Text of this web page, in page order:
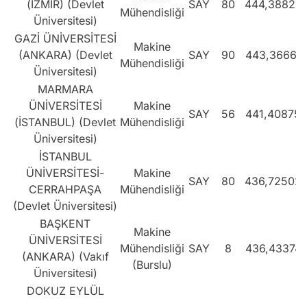
(İZMİR) (Devlet
Üniversitesi)
Mühendisliği
SAY 80 444,38825
GAZİ ÜNİVERSİTESİ
(ANKARA) (Devlet
Üniversitesi)
Makine
Mühendisliği
SAY 90 443,36661
MARMARA
ÜNİVERSİTESİ
(İSTANBUL) (Devlet
Üniversitesi)
Makine
Mühendisliği
SAY 56 441,40875
İSTANBUL
ÜNİVERSİTESİ-
CERRAHPAŞA
(Devlet Üniversitesi)
Makine
Mühendisliği
SAY 80 436,72502
BAŞKENT
ÜNİVERSİTESİ
(ANKARA) (Vakıf
Üniversitesi)
Makine
Mühendisliği
(Burslu)
SAY 8 436,43374
DOKUZ EYLÜL